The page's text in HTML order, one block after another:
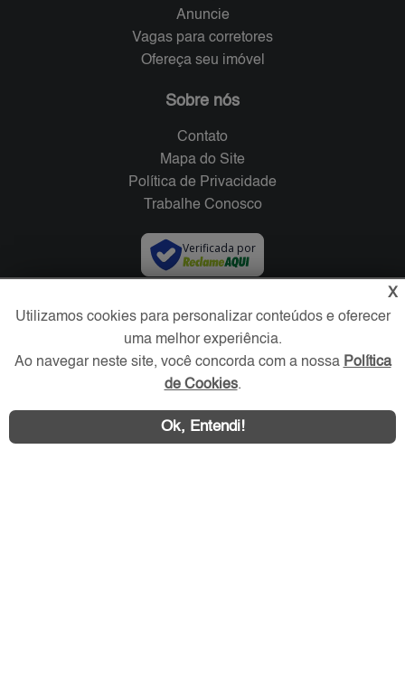
Anuncie
Vagas para corretores
Ofereça seu imóvel
Sobre nós
Contato
Mapa do Site
Política de Privacidade
Trabalhe Conosco
Verificada por
Redes Sociais
X
Utilizamos cookies para personalizar conteúdos e oferecer
uma melhor experiência.
Ao navegar neste site, você concorda com a nossa Política
de Cookies.
Ok, Entendi!